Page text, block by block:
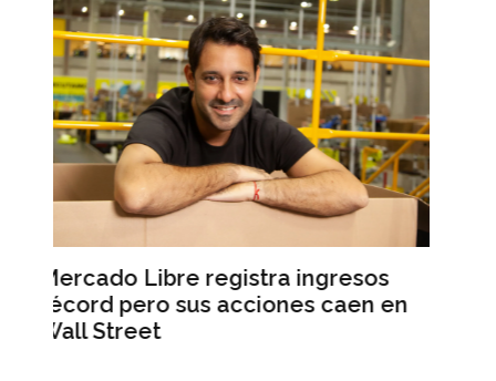
en
L’Oréal lanza NYX Professional
Makeup en la Argentina tras casi
una década sin nuevas marcas